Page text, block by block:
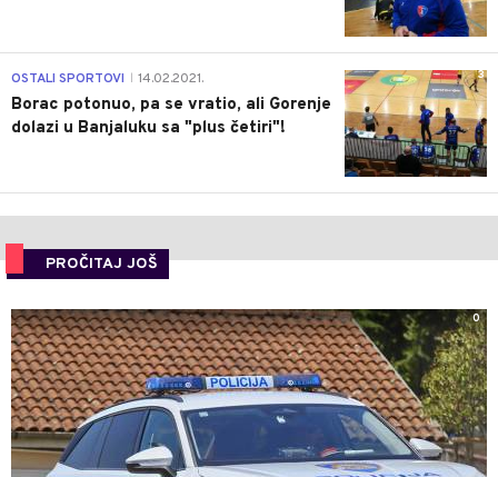
3
OSTALI SPORTOVI 14.02.2021.
Borac potonuo, pa se vratio, ali Gorenje
dolazi u Banjaluku sa "plus četiri"!
PROČITAJ JOŠ
0